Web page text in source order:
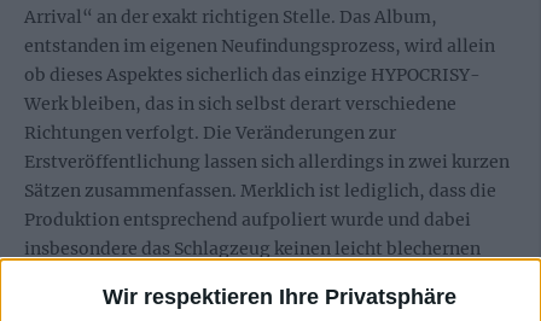
Wir respektieren Ihre Privatsphäre
Arrival“ an der exakt richtigen Stelle. Das Album,
entstanden im eigenen Neufindungsprozess, wird allein
ob dieses Aspektes sicherlich das einzige HYPOCRISY-
Werk bleiben, das in sich selbst derart verschiedene
Richtungen verfolgt. Die Veränderungen zur
Erstveröffentlichung lassen sich allerdings in zwei kurzen
Sätzen zusammenfassen. Merklich ist lediglich, dass die
Produktion entsprechend aufpoliert wurde und dabei
insbesondere das Schlagzeug keinen leicht blechernen
etwas tiefer, wobei ich zugeben muss, dass mir der